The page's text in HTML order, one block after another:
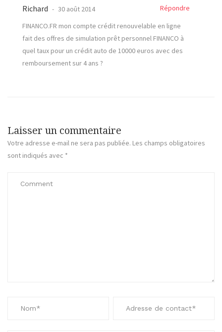
Richard 30 août 2014
Répondre
FINANCO.FR mon compte crédit renouvelable en ligne
fait des offres de simulation prêt personnel FINANCO à
quel taux pour un crédit auto de 10000 euros avec des
remboursement sur 4 ans ?
Laisser un commentaire
Votre adresse e-mail ne sera pas publiée. Les champs obligatoires
sont indiqués avec *